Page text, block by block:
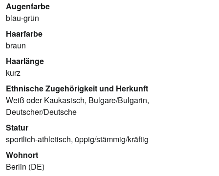
Augenfarbe
blau-grün
Haarfarbe
braun
Haarlänge
kurz
Ethnische Zugehörigkeit und Herkunft
Weiß oder Kaukasisch, Bulgare/Bulgarin,
Deutscher/Deutsche
Statur
sportlich-athletisch, üppig/stämmig/kräftig
Wohnort
Berlin (DE)